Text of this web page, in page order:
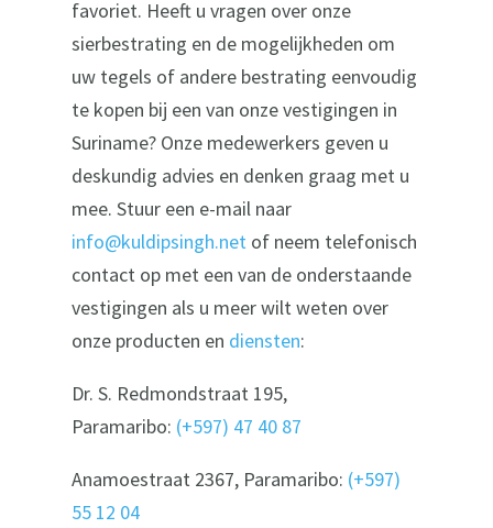
favoriet. Heeft u vragen over onze
sierbestrating en de mogelijkheden om
uw tegels of andere bestrating eenvoudig
te kopen bij een van onze vestigingen in
Suriname? Onze medewerkers geven u
deskundig advies en denken graag met u
mee. Stuur een e-mail naar
info@kuldipsingh.netof neem telefonisch
contact op met een van de onderstaande
vestigingen als u meer wilt weten over
onze producten en diensten:
Dr. S. Redmondstraat 195,
Paramaribo: (+597) 47 40 87
Anamoestraat 2367, Paramaribo: (+597)
55 12 04